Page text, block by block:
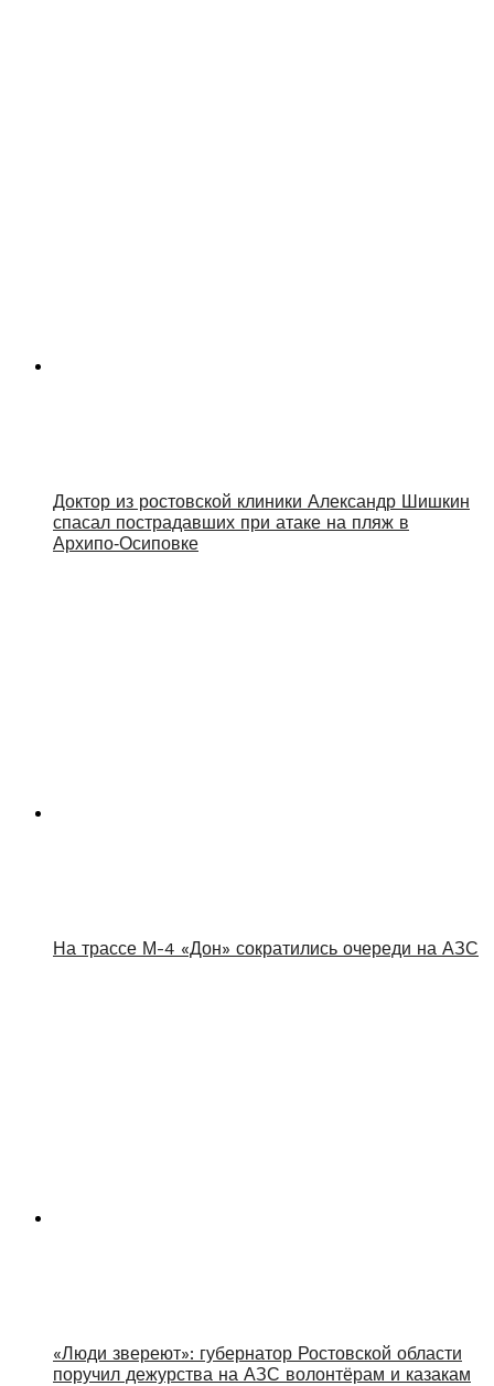
Доктор из ростовской клиники Александр Шишкин
спасал пострадавших при атаке на пляж в
Архипо‑Осиповке
На трассе М-4 «Дон» сократились очереди на АЗС
«Люди звереют»: губернатор Ростовской области
поручил дежурства на АЗС волонтёрам и казакам